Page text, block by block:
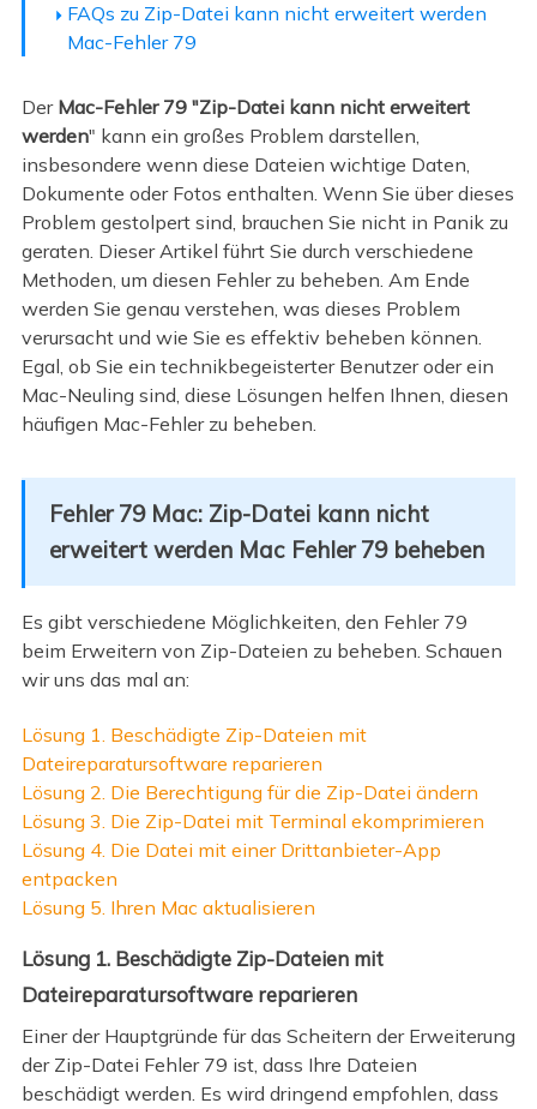
FAQs zu Zip-Datei kann nicht erweitert werden
Mac-Fehler 79
Der Mac-Fehler 79 "Zip-Datei kann nicht erweitert
werden" kann ein großes Problem darstellen,
insbesondere wenn diese Dateien wichtige Daten,
Dokumente oder Fotos enthalten. Wenn Sie über dieses
Problem gestolpert sind, brauchen Sie nicht in Panik zu
geraten. Dieser Artikel führt Sie durch verschiedene
Methoden, um diesen Fehler zu beheben. Am Ende
werden Sie genau verstehen, was dieses Problem
verursacht und wie Sie es effektiv beheben können.
Egal, ob Sie ein technikbegeisterter Benutzer oder ein
Mac-Neuling sind, diese Lösungen helfen Ihnen, diesen
häufigen Mac-Fehler zu beheben.
Fehler 79 Mac: Zip-Datei kann nicht
erweitert werden Mac Fehler 79 beheben
Es gibt verschiedene Möglichkeiten, den Fehler 79
beim Erweitern von Zip-Dateien zu beheben. Schauen
wir uns das mal an:
Lösung 1. Beschädigte Zip-Dateien mit
Dateireparatursoftware reparieren
Lösung 2. Die Berechtigung für die Zip-Datei ändern
Lösung 3. Die Zip-Datei mit Terminal ekomprimieren
Lösung 4. Die Datei mit einer Drittanbieter-App
entpacken
Lösung 5. Ihren Mac aktualisieren
Lösung 1. Beschädigte Zip-Dateien mit
Dateireparatursoftware reparieren
Einer der Hauptgründe für das Scheitern der Erweiterung
der Zip-Datei Fehler 79 ist, dass Ihre Dateien
beschädigt werden. Es wird dringend empfohlen, dass